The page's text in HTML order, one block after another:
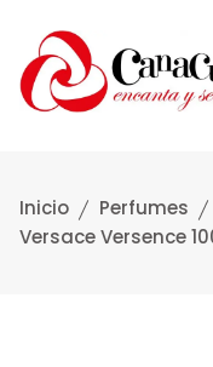
Inicio Perfumes
Versace Versence